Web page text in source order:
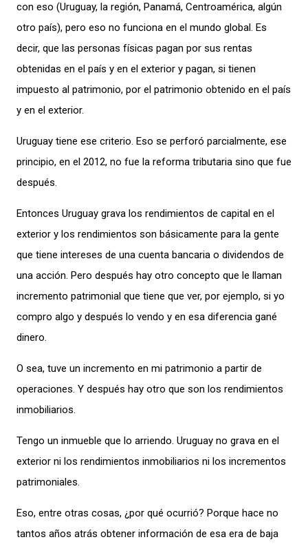
con eso (Uruguay, la región, Panamá, Centroamérica, algún
otro país), pero eso no funciona en el mundo global. Es
decir, que las personas físicas pagan por sus rentas
obtenidas en el país y en el exterior y pagan, si tienen
impuesto al patrimonio, por el patrimonio obtenido en el país
y en el exterior.
Uruguay tiene ese criterio. Eso se perforó parcialmente, ese
principio, en el 2012, no fue la reforma tributaria sino que fue
después.
Entonces Uruguay grava los rendimientos de capital en el
exterior y los rendimientos son básicamente para la gente
que tiene intereses de una cuenta bancaria o dividendos de
una acción. Pero después hay otro concepto que le llaman
incremento patrimonial que tiene que ver, por ejemplo, si yo
compro algo y después lo vendo y en esa diferencia gané
dinero.
O sea, tuve un incremento en mi patrimonio a partir de
operaciones. Y después hay otro que son los rendimientos
inmobiliarios.
Tengo un inmueble que lo arriendo. Uruguay no grava en el
exterior ni los rendimientos inmobiliarios ni los incrementos
patrimoniales.
Eso, entre otras cosas, ¿por qué ocurrió? Porque hace no
tantos años atrás obtener información de esa era de baja